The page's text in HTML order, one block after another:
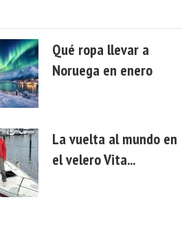
Qué ropa llevar a
Noruega en enero
La vuelta al mundo en
el velero Vita...